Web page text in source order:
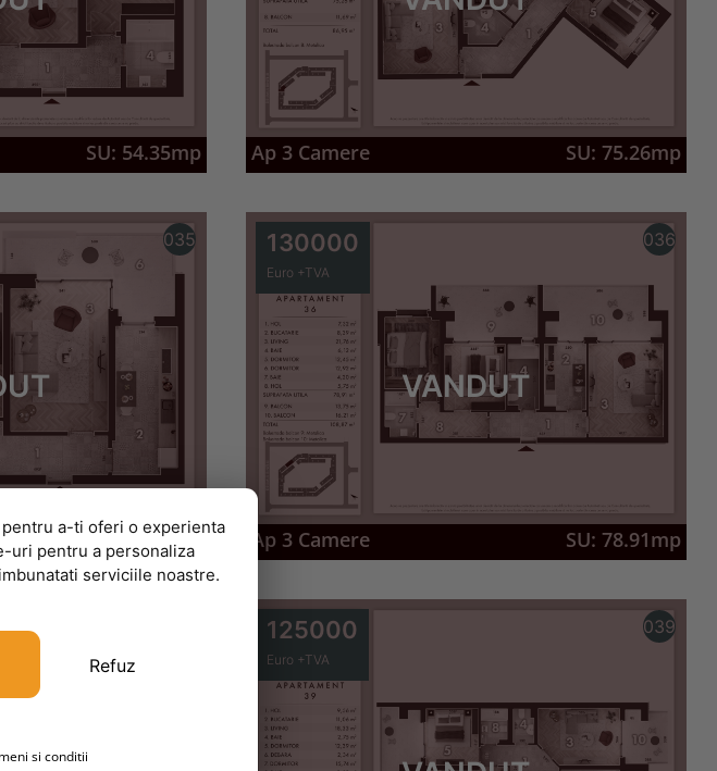
SU: 54.35mp Ap 3 Camere SU: 75.26mp
SU: 53.66mp
035
Ap 3 Camere SU: 78.91mp
130000
Euro +TVA
036
VANDUT
125000
Euro +TVA
039
a-ti oferi o experienta
uri pentru a personaliza
serviciile noastre.
Refuz
si conditii